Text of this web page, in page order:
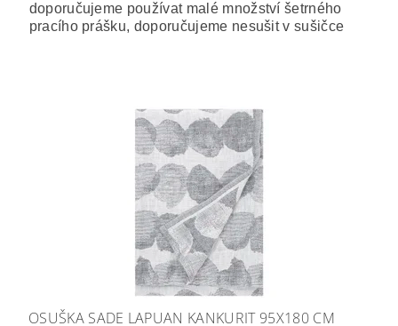
doporučujeme používat malé množství šetrného
pracího prášku, doporučujeme nesušit v sušičce
OSUŠKA SADE LAPUAN KANKURIT 95X180 CM